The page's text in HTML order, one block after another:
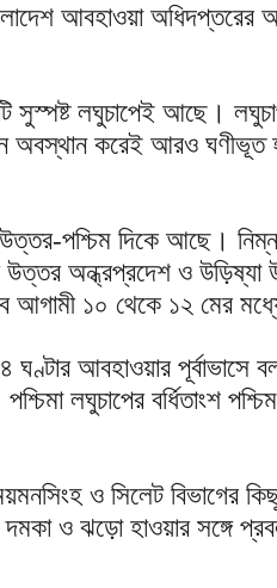
আবহাওয়া
লঘুচাপেই আছে।
করেই আরও ঘণীভূত
পশ্চিম দিকে আছে।
অন্ধ্রপ্রদেশ ও উড়িষ্যা
আগামী ১০ থেকে ১২ মের
আবহাওয়ার পূর্বাভাসে
লঘুচাপের বর্ধিতাংশ
ও সিলেট বিভাগের
ও ঝড়ো হাওয়ার সঙ্গে